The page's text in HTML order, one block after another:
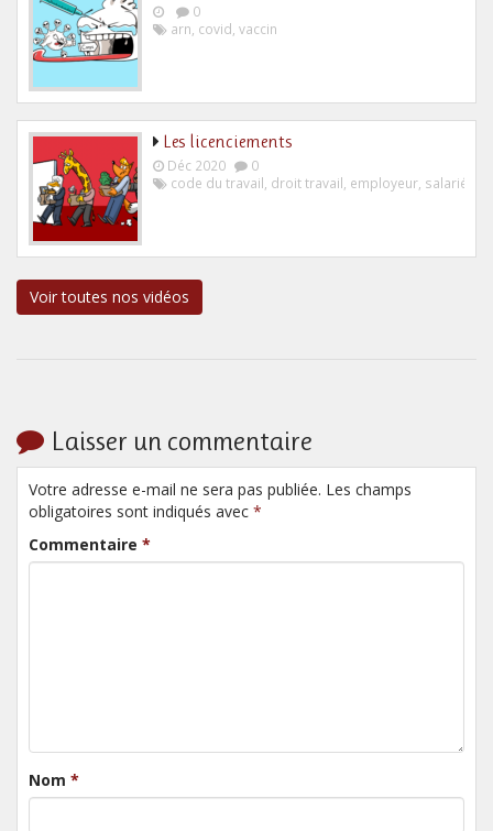
0
arn, covid, vaccin
Les licenciements
Déc 2020
0
code du travail, droit travail, employeur, salarié
Voir toutes nos vidéos
Laisser un commentaire
Votre adresse e-mail ne sera pas publiée. Les champs
obligatoires sont indiqués avec *
Commentaire *
Nom *